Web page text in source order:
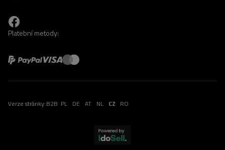
Platební metody:
Verze stránky:B2B PL DE AT NL CZ RO